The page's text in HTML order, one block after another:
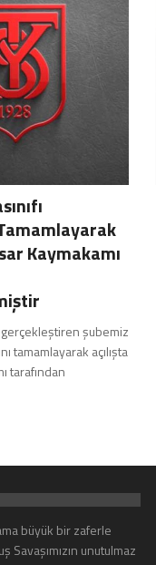
Kaymakamı
gerçekleştiren şubemiz
tamamlayarak açılışta
tarafından
büyük bir zaferle
Savaşımızın unutulmaz